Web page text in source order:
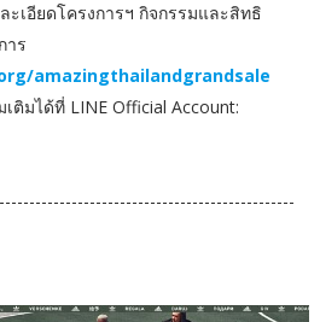
เอียดโครงการฯ กิจกรรมและสิทธิ
าร
amazingthailandgrandsale
ติมได้ที่ LINE Official Account: